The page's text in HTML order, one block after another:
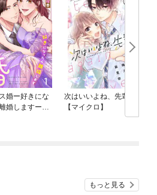
婚ー好きにな
婚しますー
次はいいよね、先輩
【マイクロ】
もっと見る